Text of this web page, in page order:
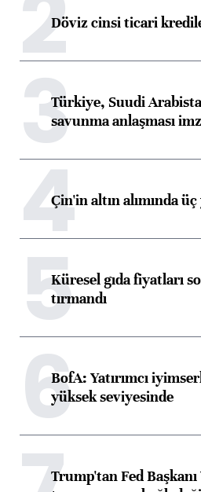
Döviz cinsi ticari
3Türkiye, Suudi
savunma anlaşması
4Çin'in altın alımında
5Küresel gıda fiyatları
tırmandı
6BofA: Yatırımcı
yüksek seviyesinde
Trump'tan Fed